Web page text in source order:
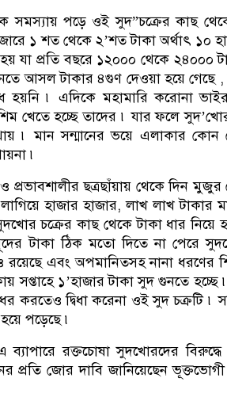
সমস্যায় পড়ে ওই সুদ”চক্রের কাছ
১ শত থেকে ২’শত টাকা অর্থাৎ ১০
যা প্রতি বছরে ১২০০০ থেকে ২৪০০০
আসল টাকার ৪গুণ দেওয়া হয়ে গেছে
৷ এদিকে মহামারি করোনা
খেতে হচ্ছে তাদের ৷ যার ফলে
৷ মান সন্মানের ভয়ে এলাকার
৷
প্রভাবশালীর ছত্রছাঁয়ায় থেকে দিন মুজুর
হাজার হাজার, লাখ লাখ টাকার
চক্রের কাছ থেকে টাকা ধার নিয়ে
টাকা ঠিক মতো দিতে না পেরে
রয়েছে এবং অপমানিতসহ নানা ধরণের
সপ্তাহে ১’হাজার টাকা সুদ গুনতে
করতেও দ্বিধা করেনা ওই সুদ চক্রটি ৷
পড়েছে ৷
রক্তচোষা সুদখোরদের বিরুদ্ধে
প্রতি জোর দাবি জানিয়েছেন